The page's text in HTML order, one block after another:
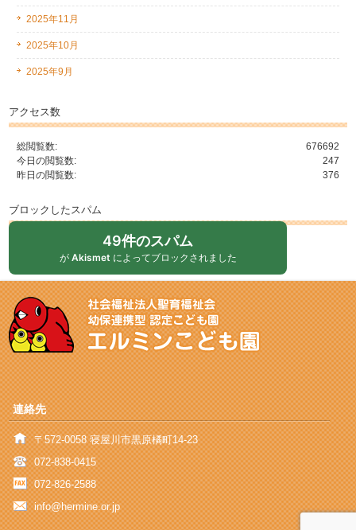
2025年11月
2025年10月
2025年9月
アクセス数
676692
総閲覧数:
247
今日の閲覧数:
376
昨日の閲覧数:
ブロックしたスパム
49件のスパム
が Akismet によってブロックされました
連絡先
〒572-0058 寝屋川市黒原橘町14-23
072-838-0415
072-826-2588
info@hermine.or.jp